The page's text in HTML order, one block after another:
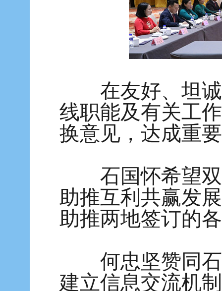
在友好、坦诚
线职能及有关工
换意见，达成重
石国怀希望双
助推互利共赢发
助推两地签订的
何忠坚赞同石
建立信息交流机